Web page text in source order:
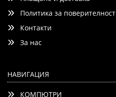
Политика за поверителност
Контакти
За нас
НАВИГАЦИЯ
КОМПЮТРИ